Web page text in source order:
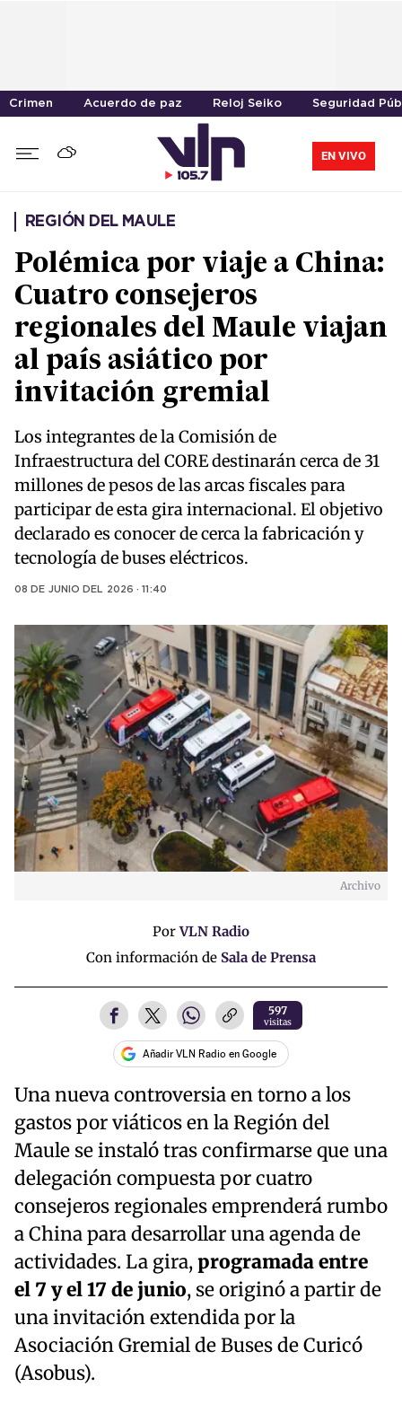
Crimen Acuerdo de paz Reloj Seiko Seguridad
EN VIVO
REGIÓN DEL MAULE
Polémica por viaje a China:
Cuatro consejeros
regionales del Maule viajan
al país asiático por
invitación gremial
Los integrantes de la Comisión de
Infraestructura del CORE destinarán cerca de 31
millones de pesos de las arcas fiscales para
participar de esta gira internacional. El objetivo
declarado es conocer de cerca la fabricación y
tecnología de buses eléctricos.
08 DE JUNIO DEL 2026 · 11:40
Archivo
PorVLN Radio
Con información de Sala de Prensa
597
visitas
Añadir VLN Radio en Google
Una nueva controversia en torno a los
gastos por viáticos en la Región del
Maule se instaló tras confirmarse que una
delegación compuesta por cuatro
consejeros regionales emprenderá rumbo
a China para desarrollar una agenda de
actividades. La gira,programada entre
el 7 y el 17 de junio, se originó a partir de
una invitación extendida por la
Asociación Gremial de Buses de Curicó
(Asobus).